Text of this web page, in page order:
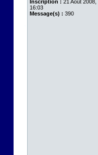
Inscription : 21 Août 2008,
16:03
Message(s) : 390